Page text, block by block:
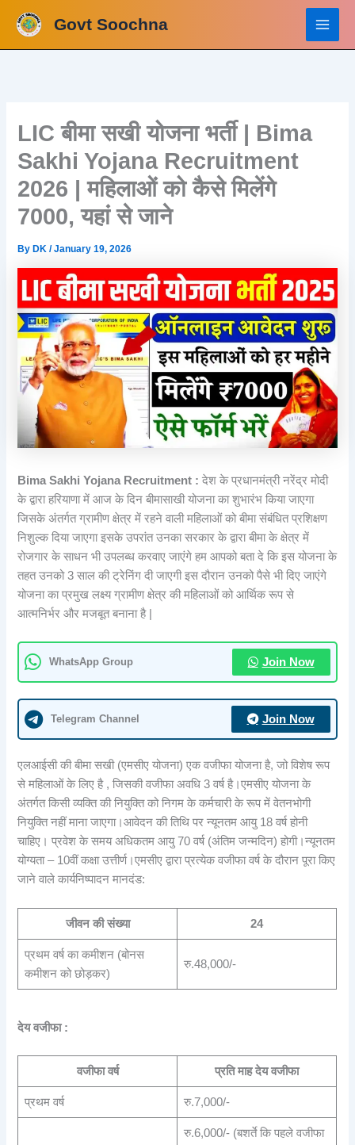
content
Govt Soochna
LIC बीमा सखी योजना भर्ती | Bima
Sakhi Yojana Recruitment
2026 | महिलाओं को कैसे मिलेंगे
7000, यहां से जाने
By DK/January 19, 2026
Bima Sakhi Yojana Recruitment : देश के प्रधानमंत्री नरेंद्र मोदी
के द्वारा हरियाणा में आज के दिन बीमासाखी योजना का शुभारंभ किया जाएगा
जिसके अंतर्गत ग्रामीण क्षेत्र में रहने वाली महिलाओं को बीमा संबंधित प्रशिक्षण
निशुल्क दिया जाएगा इसके उपरांत उनका सरकार के द्वारा बीमा के क्षेत्र में
रोजगार के साधन भी उपलब्ध करवाए जाएंगे हम आपको बता दे कि इस योजना के
तहत उनको 3 साल की ट्रेनिंग दी जाएगी इस दौरान उनको पैसे भी दिए जाएंगे
योजना का प्रमुख लक्ष्य ग्रामीण क्षेत्र की महिलाओं को आर्थिक रूप से
आत्मनिर्भर और मजबूत बनाना है |
WhatsApp Group Join Now
Telegram Channel Join Now
एलआईसी की बीमा सखी (एमसीए योजना) एक वजीफा योजना है, जो विशेष रूप
से महिलाओं के लिए है , जिसकी वजीफा अवधि 3 वर्ष है।एमसीए योजना के
अंतर्गत किसी व्यक्ति की नियुक्ति को निगम के कर्मचारी के रूप में वेतनभोगी
नियुक्ति नहीं माना जाएगा।आवेदन की तिथि पर न्यूनतम आयु 18 वर्ष होनी
चाहिए। प्रवेश के समय अधिकतम आयु 70 वर्ष (अंतिम जन्मदिन) होगी।न्यूनतम
योग्यता – 10वीं कक्षा उत्तीर्ण।एमसीए द्वारा प्रत्येक वजीफा वर्ष के दौरान पूरा किए
जाने वाले कार्यनिष्पादन मानदंड:
जीवन की संख्या 24
प्रथम वर्ष का कमीशन (बोनस
कमीशन को छोड़कर)
रु.48,000/-
देय वजीफा :
वजीफा वर्ष प्रति माह देय वजीफा
प्रथम वर्ष रु.7,000/-
रु.6,000/- (बशर्ते कि पहले वजीफा